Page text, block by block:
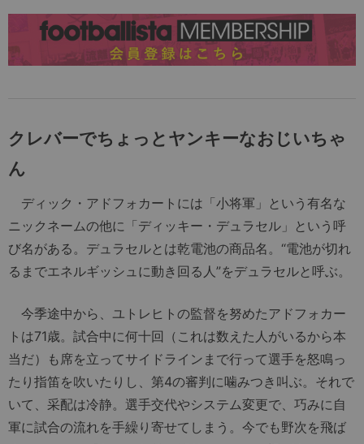
クレバーでちょっとヤンキーなおじいちゃ
ん
ディック・アドフォカートには「小将軍」という有名な
ニックネームの他に「ディッキー・デュラセル」という呼
び名がある。デュラセルとは乾電池の商品名。“電池が切れ
るまでエネルギッシュに動き回る人”をデュラセルと呼ぶ。
今季途中から、ユトレヒトの監督を努めたアドフォカー
トは71歳。試合中に何十回（これは数えた人がいるから本
当だ）も席を立ってサイドラインまで行って選手を怒鳴っ
たり指笛を吹いたりし、第4の審判に噛みつき叫ぶ。それで
いて、采配は冷静。選手交代やシステム変更で、巧みに自
軍に試合の流れを手繰り寄せてしまう。今でも野次を飛ば